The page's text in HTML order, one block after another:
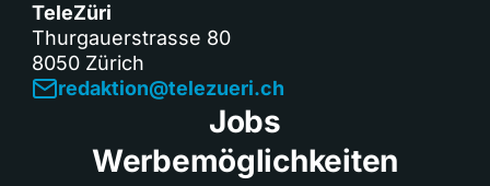
TeleZüri
Thurgauerstrasse 80
8050 Zürich
redaktion@telezueri.ch
Jobs
Werbemöglichkeiten